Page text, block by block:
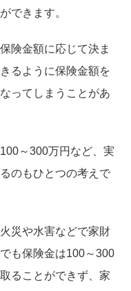
できます。
険金額に応じて決ま
るように保険金額を
ってしまうことがあ
～300万円など、実
のもひとつの考えで
災や水害などで家財
も保険金は100～300
ることができず、家